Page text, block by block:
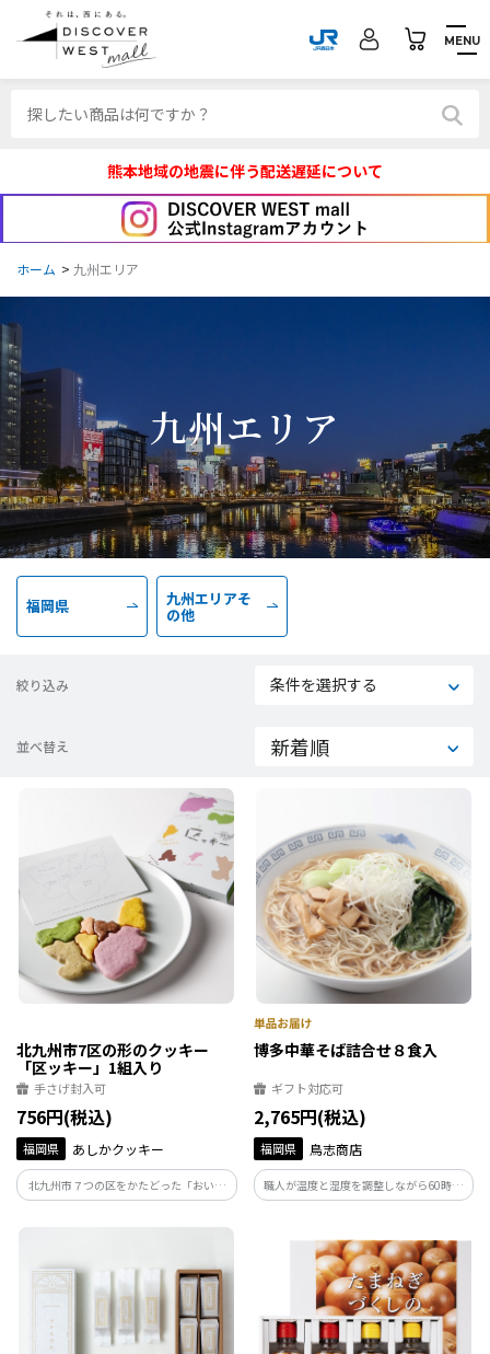
MENU
熊本地域の地震に伴う配送遅延について
ホーム > 九州エリア
九州エリア
福岡県 九州エリアそ
の他
絞り込み 条件を選択する
並べ替え
北九州市7区の形のクッキー
「区ッキー」1組入り
手さげ封入可
756円(税込)
福岡県 あしかクッキー
北九州市７つの区をかたどった「おいし
くて楽しい！」パズル型のクッキー。小
さいお子様でも食べられるよう色付けは
を楽しめる優しい美味しさの「区ッキ
ー」です。
博多中華そば詰合せ８食入
ギフト対応可
2,765円(税込)
福岡県 鳥志商店
職人が温度と湿度を調整しながら60時間
熟成乾燥した国産小麦粉を使用した麺と
使用の4種類のスープを詰め合わせまし
た。